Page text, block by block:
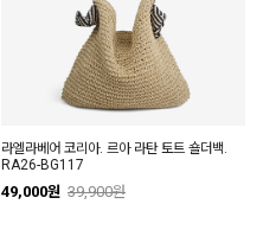
라엘라베어 코리아. 르아 라탄 토트 숄더백.
RA26-BG117
49,000원 39,900원